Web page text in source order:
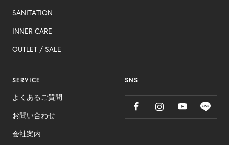
SANITATION
INNER CARE​
OUTLET ​/ SALE
SERVICE
よくあるご質問
お問い合わせ
会社案内
SNS